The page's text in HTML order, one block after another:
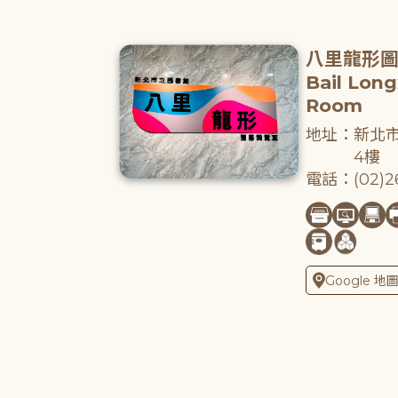
八里龍形
Bail
Room
地址：新北
4樓
電話：
Google 地